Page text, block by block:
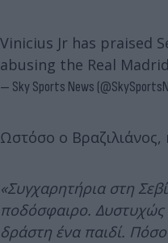
Vinicius Jr has praised
abusing the Real
— Sky Sports News
Ωστόσο ο Βραζιλιάνος,
«Συγχαρητήρια στη
ποδόσφαιρο. Δυστυχώς
δράστη ένα παιδί. Πόσο